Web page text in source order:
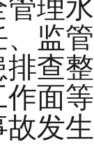
管理
、监
查
作面
发